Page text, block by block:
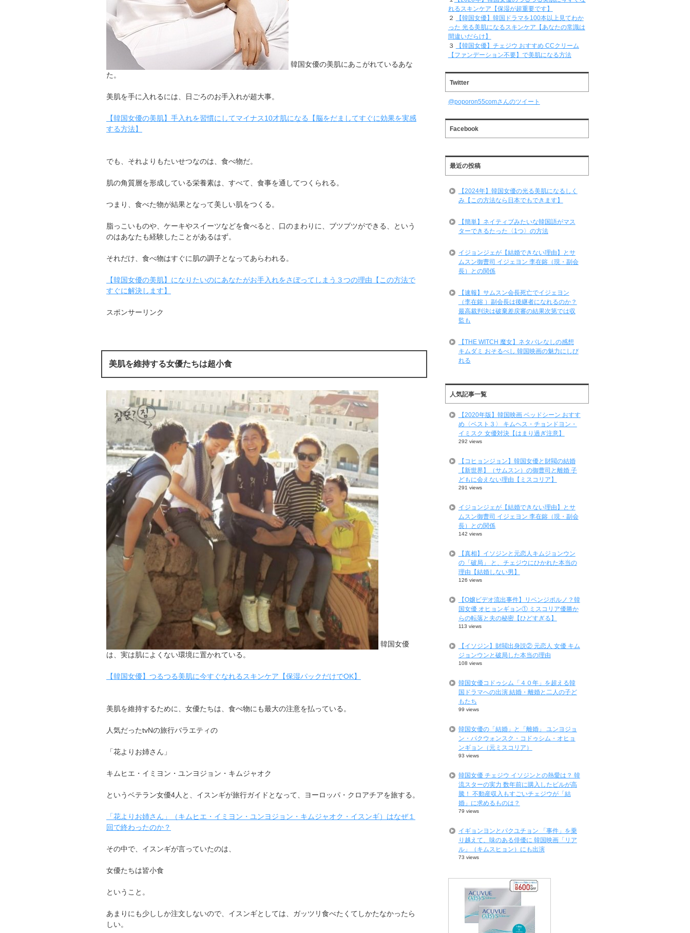
韓国女優の美肌にあこがれているあな
た。
美肌を手に入れるには、日ごろのお手入れが超大事。
【韓国女優の美肌】手入れを習慣にしてマイナス10才肌になる【脳をだましてすぐに効果を実感
する方法】
でも、それよりもたいせつなのは、食べ物だ。
肌の角質層を形成している栄養素は、すべて、食事を通してつくられる。
つまり、食べた物が結果となって美しい肌をつくる。
脂っこいものや、ケーキやスイーツなどを食べると、口のまわりに、ブツブツができる、という
のはあなたも経験したことがあるはず。
それだけ、食べ物はすぐに肌の調子となってあらわれる。
【韓国女優の美肌】になりたいのにあなたがお手入れをさぼってしまう３つの理由【この方法で
すぐに解決します】
スポンサーリンク
美肌を維持する女優たちは超小食
韓国女優
は、実は肌によくない環境に置かれている。
【韓国女優】つるつる美肌に今すぐなれるスキンケア【保湿パックだけでOK】
美肌を維持するために、女優たちは、食べ物にも最大の注意を払っている。
人気だったtvNの旅行バラエティの
「花よりお姉さん」
キムヒエ・イミヨン・ユンヨジョン・キムジャオク
というベテラン女優4人と、イスンギが旅行ガイドとなって、ヨーロッパ・クロアチアを旅する。
「花よりお姉さん」（キムヒエ・イミヨン・ユンヨジョン・キムジャオク・イスンギ）はなぜ１
回で終わったのか？
その中で、イスンギが言っていたのは、
女優たちは皆小食
ということ。
あまりにも少ししか注文しないので、イスンギとしては、ガッツリ食べたくてしかたなかったら
しい。
れるスキンケア【保湿が超重要です】
２
【韓国女優】韓国ドラマを100本以上見てわか
った 光る美肌になるスキンケア【あなたの常識は
間違いだらけ】
３
【韓国女優】チェジウ おすすめ CCクリーム
【ファンデーション不要】で美肌になる方法
Twitter
@poporon55comさんのツイート
Facebook
最近の投稿
【2024年】韓国女優の光る美肌になるしく
み【この方法なら日本でもできます】
【簡単】ネイティブみたいな韓国語がマス
ターできるたった〈1つ〉の方法
イジョンジェが【結婚できない理由】とサ
ムスン御曹司 イジェヨン 李在鎔（現・副会
長）との関係
【速報】サムスン会長死亡でイジェヨン
（李在鎔 ）副会長は後継者になれるのか？
最高裁判決は破棄差戻審の結果次第では収
監も
【THE WITCH 魔女】ネタバレなしの感想
キムダミ おそるべし 韓国映画の魅力にしび
れる
人気記事一覧
【2020年版】韓国映画 ベッドシーン おすす
め〈ベスト３〉 キムヘス・チョンドヨン・
イミスク 女優対決【はまり過ぎ注意】
292 views
【コヒョンジョン】韓国女優と財閥の結婚
【新世界】（サムスン）の御曹司と離婚 子
どもに会えない理由【ミスコリア】
291 views
イジョンジェが【結婚できない理由】とサ
ムスン御曹司 イジェヨン 李在鎔（現・副会
長）との関係
142 views
【真相】イソジンと元恋人キムジョンウン
の「破局」 と、チェジウにひかれた本当の
理由【結婚しない男】
126 views
【O嬢ビデオ流出事件】リベンジポルノ？韓
国女優 オヒョンギョン① ミスコリア優勝か
らの転落と夫の秘密【ひどすぎる】
113 views
【イソジン】財閥出身説② 元恋人 女優 キム
ジョンウンと破局した本当の理由
108 views
韓国女優コドゥシム「４０年」を超える韓
国ドラマへの出演 結婚・離婚と二人の子ど
もたち
99 views
韓国女優の「結婚」と「離婚」 ユンヨジョ
ン・パクウォンスク・コドゥシム・オヒョ
ンギョン（元ミスコリア）
93 views
韓国女優 チェジウ イソジンとの熱愛は？ 韓
流スターの実力 数年前に購入したビルが高
騰！ 不動産収入もすごいチェジウが「結
婚」に求めるものは？
79 views
イギョンヨンとパクユチョン 「事件」を乗
り越えて、味のある俳優に 韓国映画「リア
ル」（キムスヒョン）にも出演
73 views